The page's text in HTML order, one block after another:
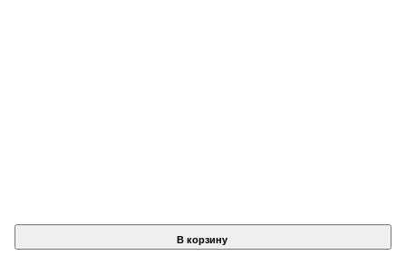
В корзину